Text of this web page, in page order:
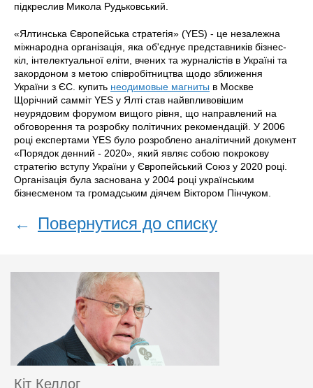
підкреслив Микола Рудьковський.
«Ялтинська Європейська стратегія» (YES) - це незалежна
міжнародна організація, яка об'єднує представників бізнес-
кіл, інтелектуальної еліти, вчених та журналістів в Україні та
закордоном з метою співробітництва щодо зближення
України з ЄС. купить неодимовые магниты в Москве
Щорічний самміт YES у Ялті став найвпливовішим
неурядовим форумом вищого рівня, що направлений на
обговорення та розробку політичних рекомендацій. У 2006
році експертами YES було розроблено аналітичний документ
«Порядок денний - 2020», який являє собою покрокову
стратегію вступу України у Європейський Союз у 2020 році.
Організація була заснована у 2004 році українським
бізнесменом та громадським діячем Віктором Пінчуком.
← Повернутися до списку
Кіт Келлог